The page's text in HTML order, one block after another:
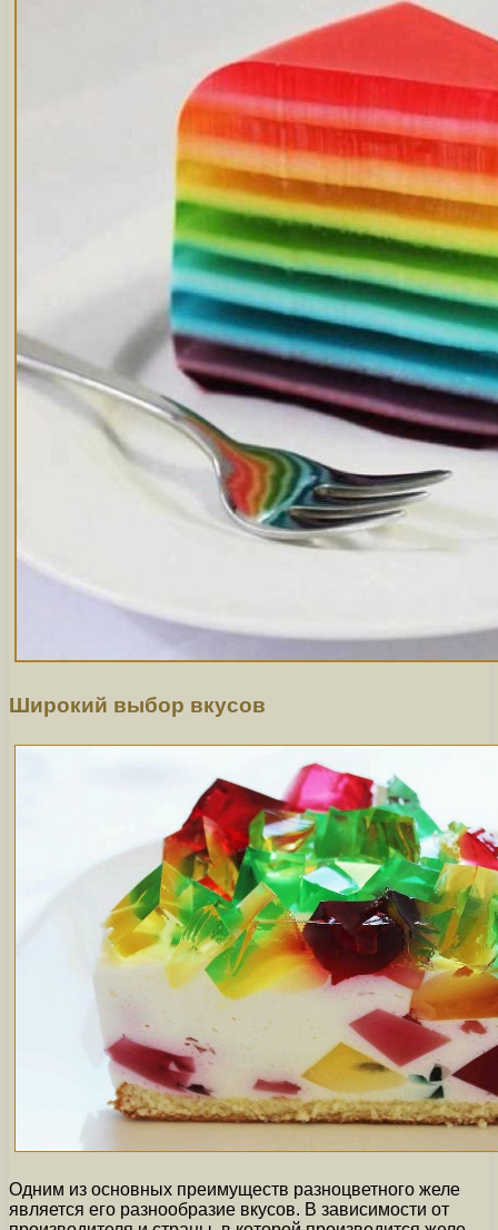
Широкий выбор вкусов
Одним из основных преимуществ разноцветного желе
является его разнообразие вкусов. В зависимости от